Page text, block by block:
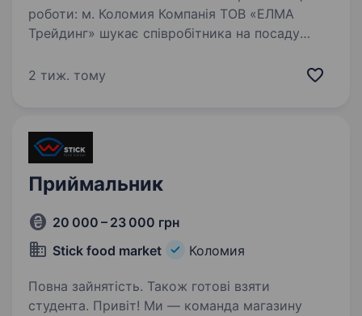
роботи: м. Коломия Компанія ТОВ «ЕЛМА
Трейдинг» шукає співробітника на посаду
відвантаження товарів, відправка
2 тиж. тому
Приймальник
20 000 – 23 000 грн
Stick food market
Коломия
Повна зайнятість. Також готові взяти
студента. Привіт! Ми — команда магазину